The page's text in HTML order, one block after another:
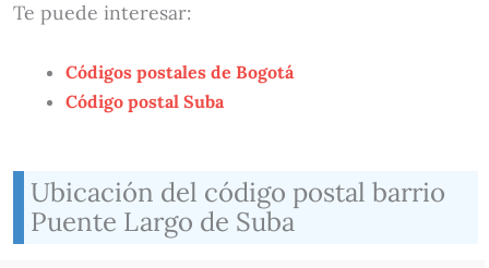
Te puede interesar:
Códigos postales de Bogotá
Código postal Suba
Ubicación del código postal barrio
Puente Largo de Suba